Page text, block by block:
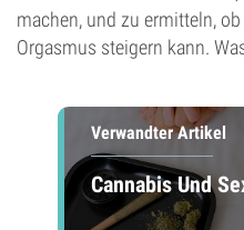
machen, und zu ermitteln,
Orgasmus steigern kann.
Verwandter Artikel
Cannabis Und